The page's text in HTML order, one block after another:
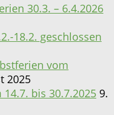
30.3. – 6.4.2026
18.2. geschlossen
vom
2025
bis 30.7.2025 9.